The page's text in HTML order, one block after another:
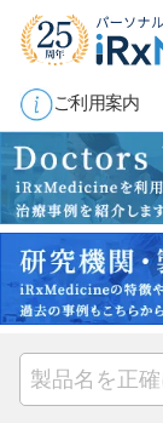
ご利用案内